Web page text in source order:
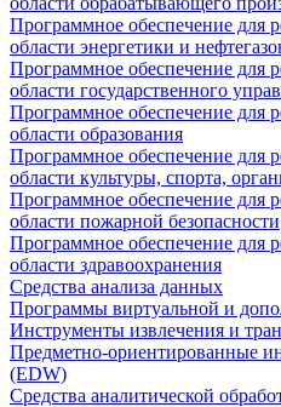
Программное обеспечение для
области энергетики и
Программное обеспечение для
области государственного
Программное обеспечение для
области образования
Программное обеспечение для
области культуры, спорта,
Программное обеспечение для
области пожарной безопасности
Программное обеспечение для
области здравоохранения
Средства анализа данных
Программы виртуальной и
Инструменты извлечения и
Предметно-ориентированные
(EDW)
Средства аналитической